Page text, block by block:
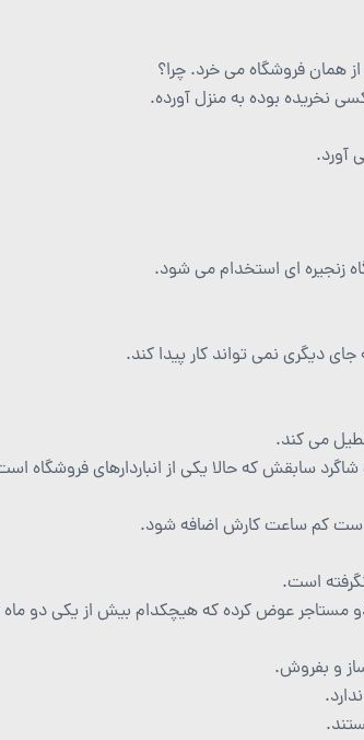
همان فروشگاه می خرد. چرا؟
نخریده بوده به منزل آورده.
آورد.
زنجیره ای استخدام می شود.
جای دیگری نمی تواند کار پیدا کند.
می کند.
شاگرد سابقش که حالا یکی از انباردارهای
کم ساعت کارش اضافه شود.
است.
مستاجر عوض کرده که هیچکدام بیش از یکی دو ماه
و بفروش.